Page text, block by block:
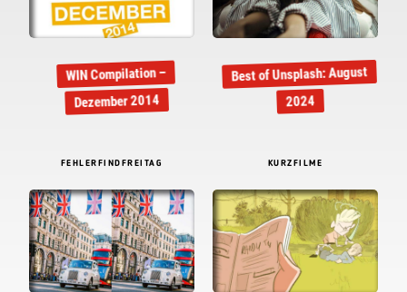
WIN Compilation –
Dezember 2014
Best of Unsplash: August
2024
FEHLERFINDFREITAG KURZFILME